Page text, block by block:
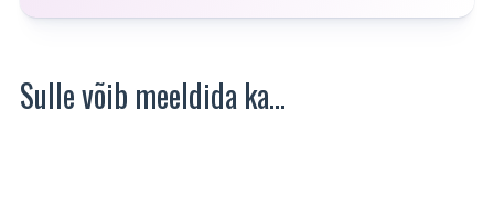
Sulle võib meeldida ka…